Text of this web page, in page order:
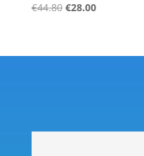
Ocenjeno
€44.80 €28.00